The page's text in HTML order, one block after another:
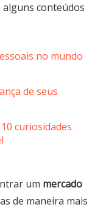
conteúdos
no mundo
de seus
curiosidades
um mercado
de maneira mais